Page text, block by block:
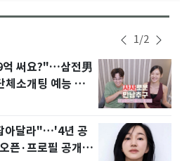
1/2
억 써요?"…삼전男
소개팅 예능 화
아달라"…'4년 공
픈·프로필 공개